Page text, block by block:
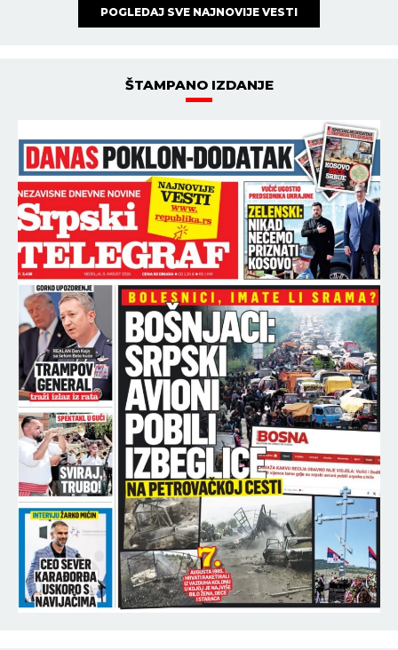
POGLEDAJ SVE NAJNOVIJE VESTI
ŠTAMPANO IZDANJE